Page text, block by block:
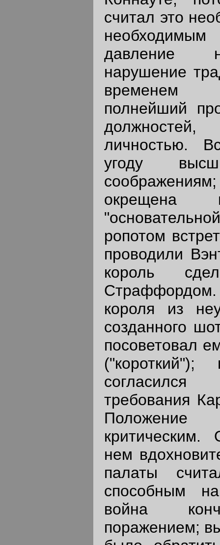
считал это
давление
нарушение
временем
полнейший
личностью.
угоду
окрещена
ропотом
проводили
король
короля из
созданного
посоветовал
требования
нем
палаты
способным
война
поражением;